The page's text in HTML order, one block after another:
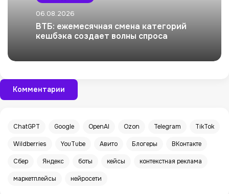
06.08.2026
ВТБ: ежемесячная смена категорий
кешбэка создает волны спроса
Комментарии
ChatGPT Google OpenAI Ozon Telegram TikTok
Wildberries YouTube Авито Блогеры ВКонтакте
Сбер Яндекс боты кейсы контекстная реклама
маркетплейсы нейросети